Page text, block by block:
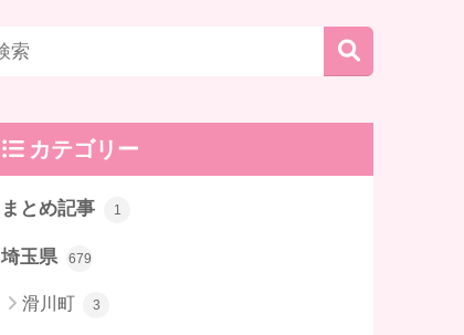
カテゴリー
まとめ記事 1
埼玉県 679
滑川町 3